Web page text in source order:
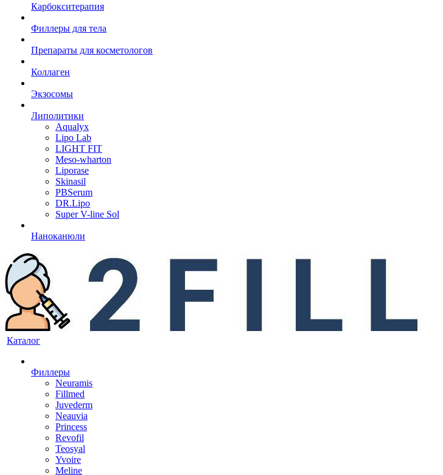
Карбокситерапия
Филлеры для тела
Препараты для косметологов
Коллаген
Экзосомы
Липолитики
Aqualyx
Lipo Lab
LIGHT FIT
Meso-wharton
Liporase
Skinasil
PBSerum
DR.Lipo
Super V-line Sol
Наноканюли
Каталог
Филлеры
Neuramis
Fillmed
Juvederm
Neauvia
Princess
Revofil
Teosyal
Yvoire
Meline